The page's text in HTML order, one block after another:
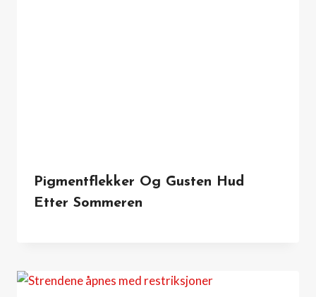
Pigmentflekker Og Gusten Hud
Etter Sommeren